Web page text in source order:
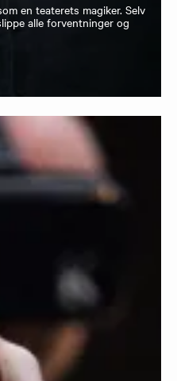
en teaterets magiker. Selv
alle forventninger og